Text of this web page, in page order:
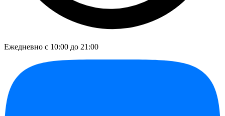
Ежедневно с 10:00 до 21:00